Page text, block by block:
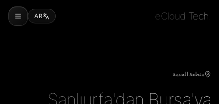
eCloud Tech.
AR
منطقة الخدمة
Şanlıurfa'dan Bursa'ya